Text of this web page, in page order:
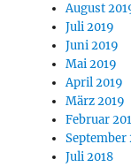
August
Juli 2019
Juni 2019
Mai 2019
April 2019
März 2019
Februar
September
Juli 2018